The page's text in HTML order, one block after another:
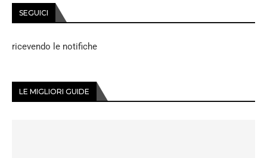
SEGUICI
ricevendo le notifiche
LE MIGLIORI GUIDE